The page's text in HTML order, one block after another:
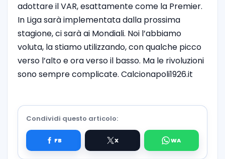
adottare il VAR, esattamente come la Premier.
In Liga sarà implementata dalla prossima
stagione, ci sarà ai Mondiali. Noi l’abbiamo
voluta, la stiamo utilizzando, con qualche picco
verso l’alto e ora verso il basso. Ma le rivoluzioni
sono sempre complicate. Calcionapoli1926.it
Condividi questo articolo: